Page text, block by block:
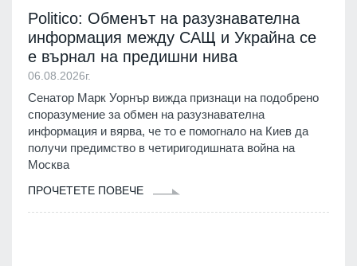
Politico: Обменът на разузнавателна
информация между САЩ и Украйна се
е върнал на предишни нива
06.08.2026г.
Сенатор Марк Уорнър вижда признаци на подобрено
споразумение за обмен на разузнавателна
информация и вярва, че то е помогнало на Киев да
получи предимство в четиригодишната война на
Москва
ПРОЧЕТЕТЕ ПОВЕЧЕ